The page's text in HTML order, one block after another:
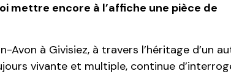
mettre encore à l’affiche une pièce de
à Givisiez, à travers l’héritage d’un
vivante et multiple, continue